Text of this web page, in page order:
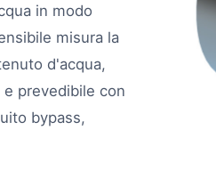
in modo
misura la
d'acqua,
prevedibile con
bypass,